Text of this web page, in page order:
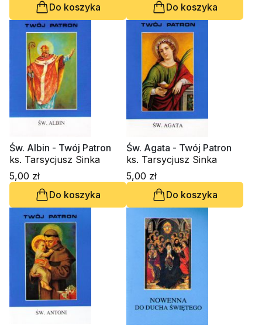
Do koszyka
Do koszyka
Św. Albin - Twój Patron
ks. Tarsycjusz Sinka
5,00 zł
Do koszyka
Św. Agata - Twój Patron
ks. Tarsycjusz Sinka
5,00 zł
Do koszyka